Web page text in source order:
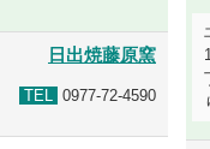
日出焼藤原窯
TEL 0977-72-4590